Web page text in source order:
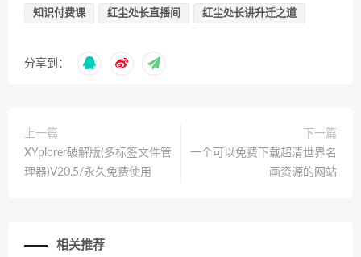
知识付费课 红尘处长直播间 红尘处长讲升迁之道
分享到：
上一篇
XYplorer破解版(多标签文件管
理器)V20.5/永久免费使用
下一篇
一个可以免费下载超清世界名
画资源的网站
相关推荐